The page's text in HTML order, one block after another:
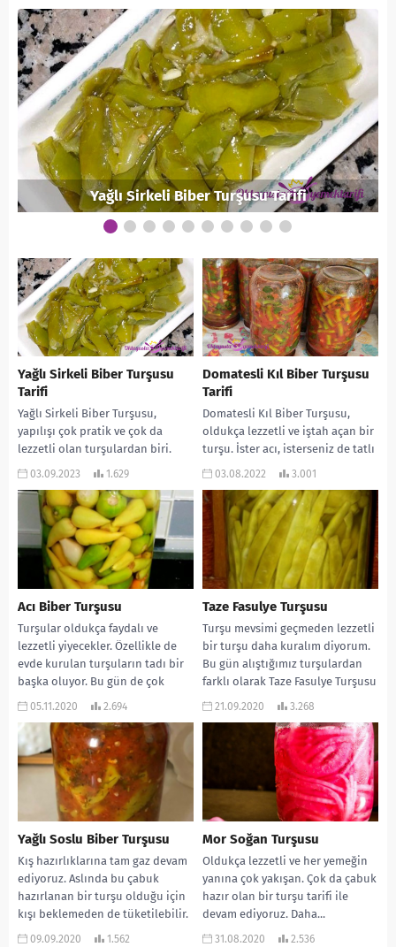
Yağlı Sirkeli Biber Turşusu Tarifi
Yağlı Sirkeli Biber Turşusu
Tarifi
Yağlı Sirkeli Biber Turşusu,
yapılışı çok pratik ve çok da
lezzetli olan turşulardan biri.
Ayrıca iştah açıcı bir lezzet
03.09.2023 1.629
Domatesli Kıl Biber Turşusu
Tarifi
Domatesli Kıl Biber Turşusu,
oldukça lezzetli ve iştah açan bir
turşu. İster acı, isterseniz de tatlı
biber kullanabilirsiniz. Yapılışı
03.08.2022 3.001
Acı Biber Turşusu
Turşular oldukça faydalı ve
lezzetli yiyecekler. Özellikle de
evde kurulan turşuların tadı bir
başka oluyor. Bu gün de çok
lezzetli...
05.11.2020 2.694
Taze Fasulye Turşusu
Turşu mevsimi geçmeden lezzetli
bir turşu daha kuralım diyorum.
Bu gün alıştığımız turşulardan
farklı olarak Taze Fasulye Turşusu
yapacağız. Daha...
21.09.2020 3.268
Yağlı Soslu Biber Turşusu
Kış hazırlıklarına tam gaz devam
ediyoruz. Aslında bu çabuk
hazırlanan bir turşu olduğu için
kışı beklemeden de tüketilebilir.
Yağlı Soslu...
09.09.2020 1.562
Mor Soğan Turşusu
Oldukça lezzetli ve her yemeğin
yanına çok yakışan. Çok da çabuk
hazır olan bir turşu tarifi ile
devam ediyoruz. Daha...
31.08.2020 2.536